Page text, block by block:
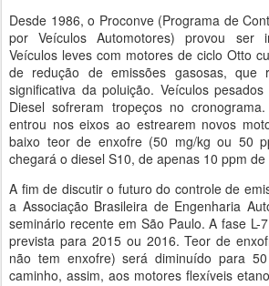
Desde 1986, o Proconve (Programa de
por Veículos Automotores) provou ser
Veículos leves com motores de ciclo Otto
de redução de emissões gasosas, que
significativa da poluição. Veículos
Diesel sofreram tropeços no
entrou nos eixos ao estrearem novos
baixo teor de enxofre (50 mg/kg ou 50
chegará o diesel S10, de apenas 10 ppm de
A fim de discutir o futuro do controle de
a Associação Brasileira de Engenharia
seminário recente em São Paulo. A fase L-
prevista para 2015 ou 2016. Teor de
não tem enxofre) será diminuído para
caminho, assim, aos motores flexíveis